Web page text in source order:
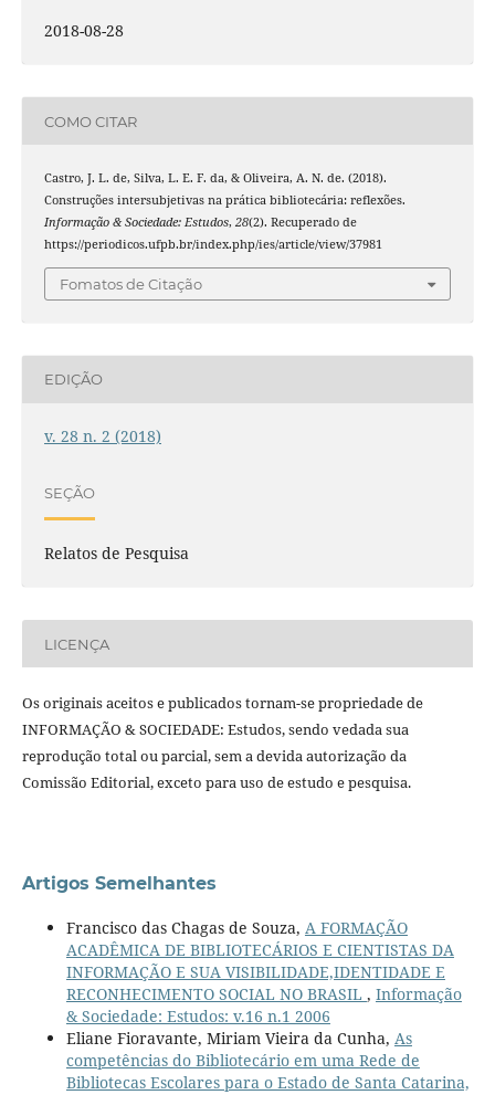
2018-08-28
COMO CITAR
Castro, J. L. de, Silva, L. E. F. da, & Oliveira, A. N. de. (2018).
Construções intersubjetivas na prática bibliotecária: reflexões.
Informação & Sociedade: Estudos, 28(2). Recuperado de
https://periodicos.ufpb.br/index.php/ies/article/view/37981
Fomatos de Citação
EDIÇÃO
v. 28 n. 2 (2018)
SEÇÃO
Relatos de Pesquisa
LICENÇA
Os originais aceitos e publicados tornam-se propriedade de
INFORMAÇÃO & SOCIEDADE: Estudos, sendo vedada sua
reprodução total ou parcial, sem a devida autorização da
Comissão Editorial, exceto para uso de estudo e pesquisa.
Artigos Semelhantes
Francisco das Chagas de Souza, A FORMAÇÃO
ACADÊMICA DE BIBLIOTECÁRIOS E CIENTISTAS DA
INFORMAÇÃO E SUA VISIBILIDADE,IDENTIDADE E
RECONHECIMENTO SOCIAL NO BRASIL , Informação
& Sociedade: Estudos: v.16 n.1 2006
Eliane Fioravante, Miriam Vieira da Cunha, As
competências do Bibliotecário em uma Rede de
Bibliotecas Escolares para o Estado de Santa Catarina,